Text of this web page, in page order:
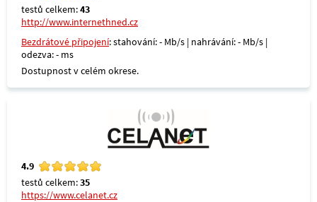
testů celkem:43
http://www.internethned.cz
Bezdrátové připojení: stahování: - Mb/s | nahrávání: - Mb/s |
odezva: - ms
Dostupnost v celém okrese.
4.9
testů celkem:35
https://www.celanet.cz